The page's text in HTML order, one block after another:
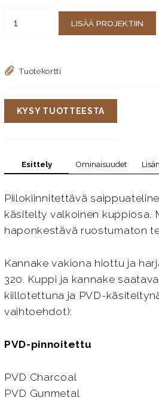
LISÄÄ PROJEKTIIN
Tuotekortti
KYSY TUOTTEESTA
Esittely Ominaisuudet
Piilokiinnitettävä
käsitelty valkoinen kuppiosa.
haponkestävä ruostumaton
Kannake vakiona hiottu ja
320. Kuppi ja kannake
kiillotettuna ja PVD-
vaihtoehdot):
PVD-pinnoitettu
PVD Charcoal
PVD Gunmetal